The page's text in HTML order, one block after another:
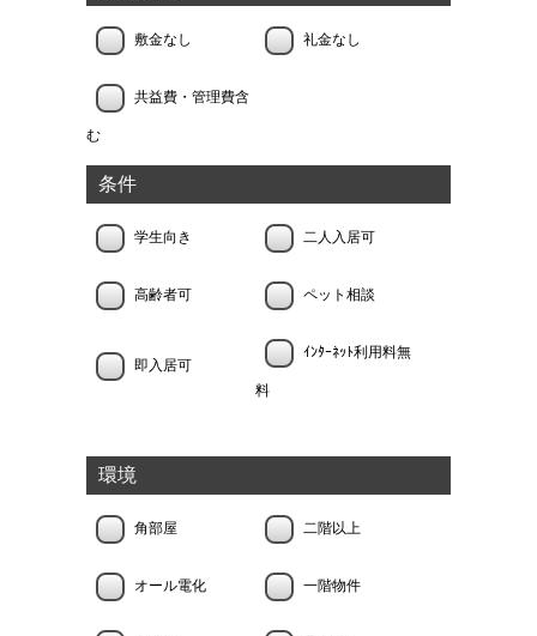
敷金なし 礼金なし
共益費・管理費含
む
条件
学生向き 二人入居可
高齢者可 ペット相談
即入居可
ｲﾝﾀｰﾈｯﾄ利用料無
料
環境
角部屋 二階以上
オール電化 一階物件